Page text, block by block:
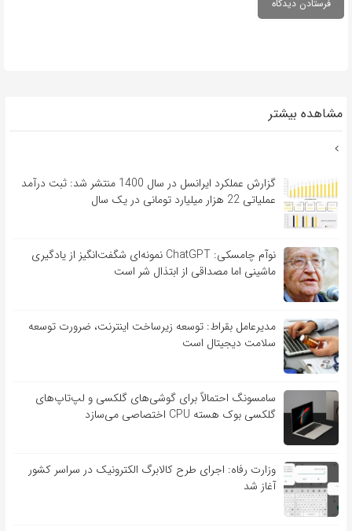
مشاهده بیشتر
گزارش عملکرد ایرانسل در سال 1400 منتشر شد: ثبت درآمد
عملیاتی 22 هزار میلیارد تومانی در یک سال
نوآم چامسکی: ChatGPT نمونه‌ای شگفت‌انگیز از یادگیری
ماشینی اما مصداقی از ابتذال شر است
مدیرعامل بقراط: توسعه زیرساخت اینترنت، ضرورت توسعه
سلامت دیجیتال است
سامسونگ احتمالاً برای گوشی‌های گلکسی و لپ‌تاپ‌های
گلکسی بوک هسته CPU اختصاصی می‌سازد
وزارت رفاه: اجرای طرح کالابرگ الکترونیک در سراسر کشور
آغاز شد